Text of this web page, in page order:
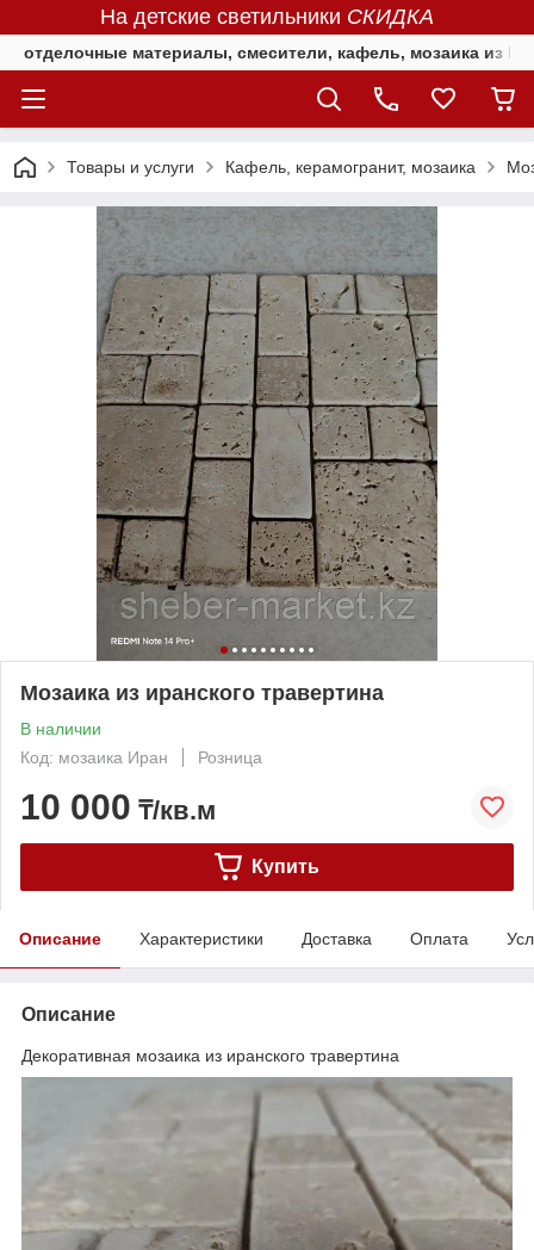
На детские светильники СКИДКА
отделочные материалы, смесители, кафель, мозаика из
Товары и услуги Кафель, керамогранит, мозаика
Мозаика из иранского травертина
В наличии
Код: мозаика Иран
Розница
10 000 ₸/кв.м
Купить
Описание Характеристики Доставка Оплата
Описание
Декоративная мозаика из иранского травертина